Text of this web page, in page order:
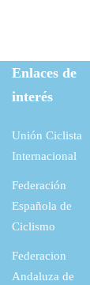
Enlaces de
interés
Unión Ciclista
Internacional
Federación
Española de
Ciclismo
Federacion
Andaluza de